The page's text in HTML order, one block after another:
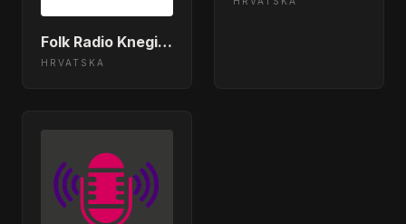
Folk Radio Kneginec
HRVATSKA